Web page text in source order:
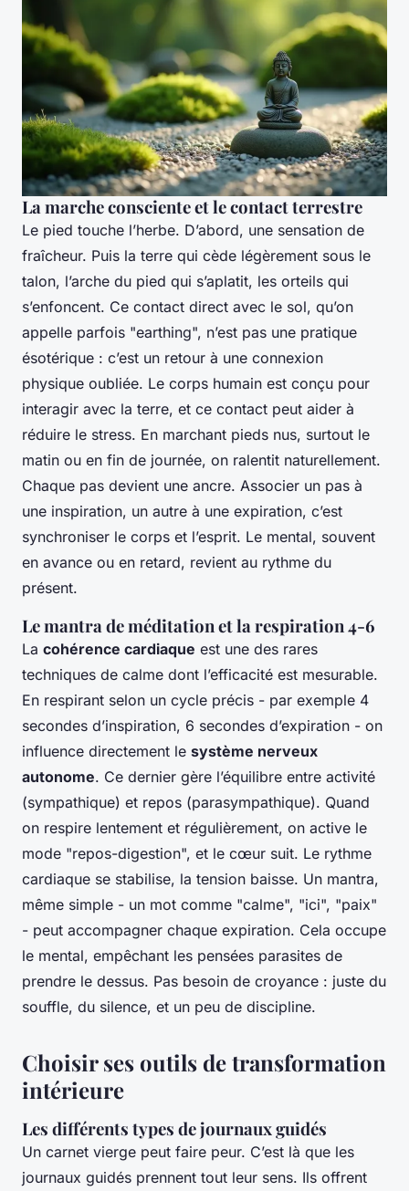
La marche consciente et le contact terrestre
Le pied touche l’herbe. D’abord, une sensation de
fraîcheur. Puis la terre qui cède légèrement sous le
talon, l’arche du pied qui s’aplatit, les orteils qui
s’enfoncent. Ce contact direct avec le sol, qu’on
appelle parfois "earthing", n’est pas une pratique
ésotérique : c’est un retour à une connexion
physique oubliée. Le corps humain est conçu pour
interagir avec la terre, et ce contact peut aider à
réduire le stress. En marchant pieds nus, surtout le
matin ou en fin de journée, on ralentit naturellement.
Chaque pas devient une ancre. Associer un pas à
une inspiration, un autre à une expiration, c’est
synchroniser le corps et l’esprit. Le mental, souvent
en avance ou en retard, revient au rythme du
présent.
Le mantra de méditation et la respiration 4-6
La cohérence cardiaque est une des rares
techniques de calme dont l’efficacité est mesurable.
En respirant selon un cycle précis - par exemple 4
secondes d’inspiration, 6 secondes d’expiration - on
influence directement le système nerveux
autonome. Ce dernier gère l’équilibre entre activité
(sympathique) et repos (parasympathique). Quand
on respire lentement et régulièrement, on active le
mode "repos-digestion", et le cœur suit. Le rythme
cardiaque se stabilise, la tension baisse. Un mantra,
même simple - un mot comme "calme", "ici", "paix"
- peut accompagner chaque expiration. Cela occupe
le mental, empêchant les pensées parasites de
prendre le dessus. Pas besoin de croyance : juste du
souffle, du silence, et un peu de discipline.
Choisir ses outils de transformation
intérieure
Les différents types de journaux guidés
Un carnet vierge peut faire peur. C’est là que les
journaux guidés prennent tout leur sens. Ils offrent